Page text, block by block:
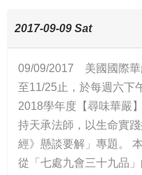
2017-09-09 Sat
09/09/2017 美國國際華
至11/25止，於每週六下
2018學年度【尋味華嚴
持天承法師，以生命實
經》懸談要解」專題。
從「七處九會三十九品